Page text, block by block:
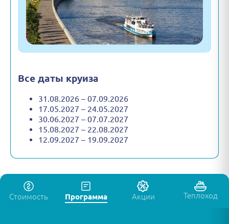
Все даты круиза
31.08.2026 – 07.09.2026
17.05.2027 – 24.05.2027
30.06.2027 – 07.07.2027
15.08.2027 – 22.08.2027
12.09.2027 – 19.09.2027
Стоимость Программа Акции Теплоход